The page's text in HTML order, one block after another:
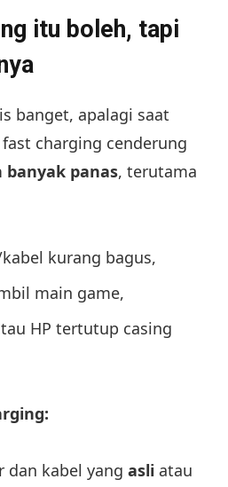
itu boleh, tapi
banget, apalagi saat
charging cenderung
banyak panas, terutama
kurang bagus,
main game,
HP tertutup casing
dan kabel yang asli atau